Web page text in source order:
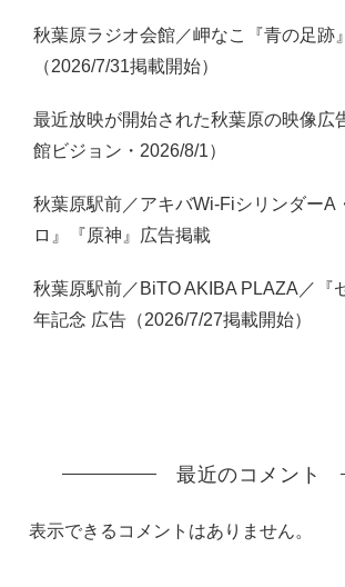
秋葉原ラジオ会館／岬なこ『青の足跡
（2026/7/31掲載開始）
最近放映が開始された秋葉原の映像広
館ビジョン・2026/8/1）
秋葉原駅前／アキバWi-FiシリンダーA
ロ』『原神』広告掲載
秋葉原駅前／BiTO AKIBA PLAZA／『
年記念 広告（2026/7/27掲載開始）
最近のコメント
表示できるコメントはありません。